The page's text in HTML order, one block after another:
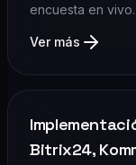
encuesta en
Ver más
Bitrix24,